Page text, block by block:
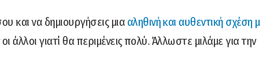
και να δημιουργήσεις μιααληθινή και αυθεντική σχέση
άλλοι γιατί θα περιμένεις πολύ. Άλλωστε μιλάμε για την